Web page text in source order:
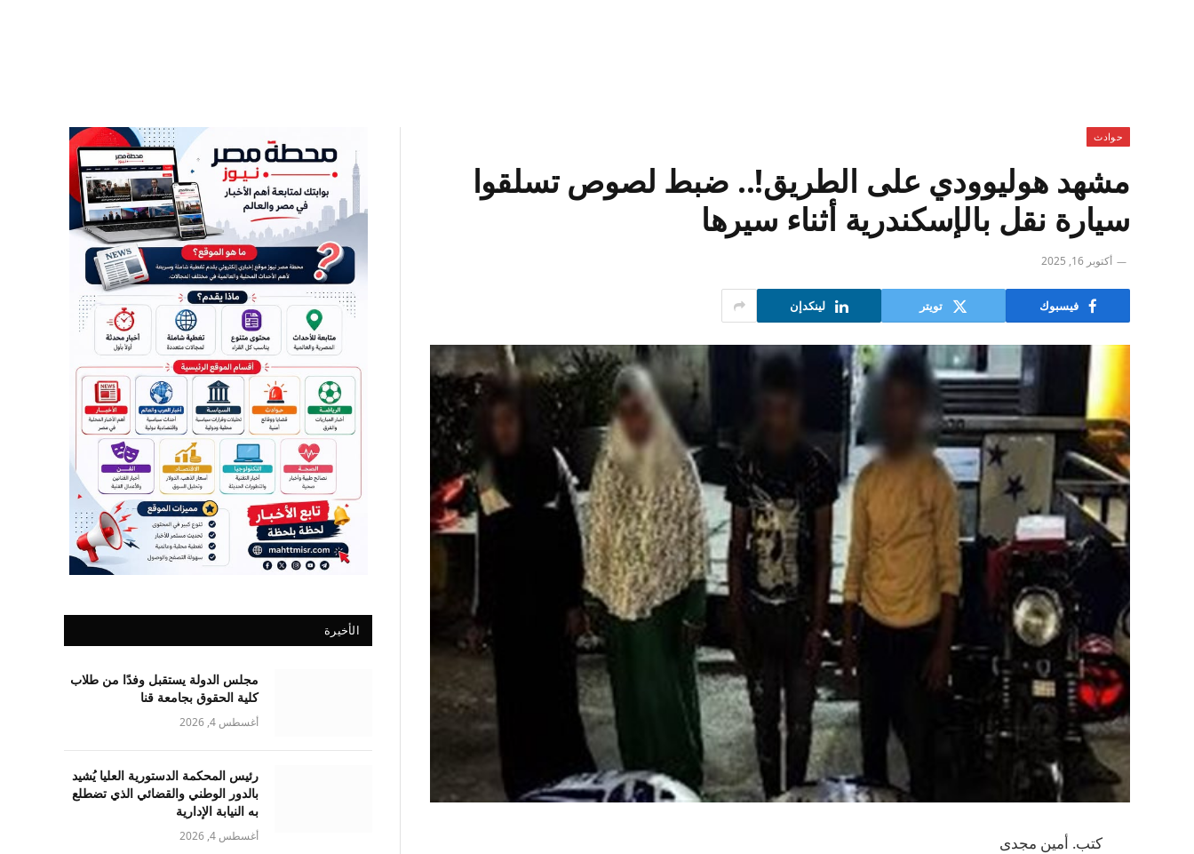
حوادث
مشهد هوليوودي على الطريق!.. ضبط لصوص تسلقوا
سيارة نقل بالإسكندرية أثناء سيرها
أكتوبر 16, 2025
فيسبوك تويتر لينكدإن
كتب. أمين مجدى
الأخيرة
مجلس الدولة يستقبل وفدًا من طلاب
كلية الحقوق بجامعة قنا
أغسطس 4, 2026
رئيس المحكمة الدستورية العليا يُشيد
بالدور الوطني والقضائي الذي تضطلع
به النيابة الإدارية
أغسطس 4, 2026